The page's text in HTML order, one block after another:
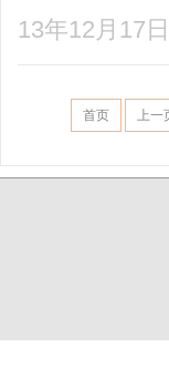
13年12月17
首页 上一